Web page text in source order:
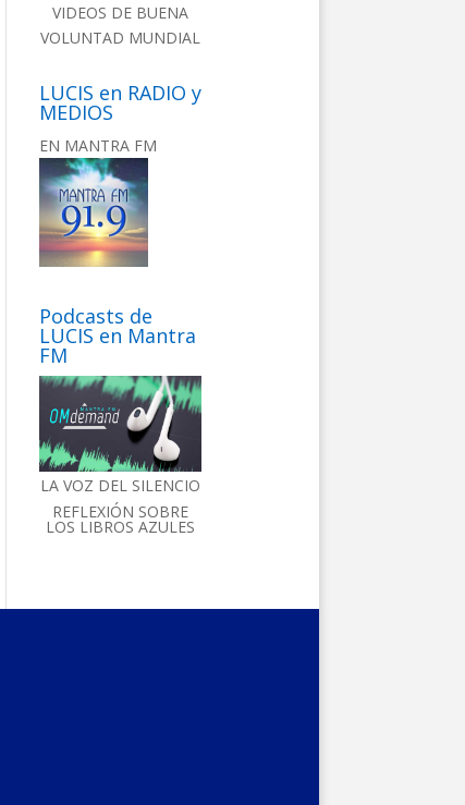
VIDEOS DE BUENA
VOLUNTAD MUNDIAL
LUCIS en RADIO y
MEDIOS
EN MANTRA FM
Podcasts de
LUCIS en Mantra
FM
LA VOZ DEL SILENCIO
REFLEXIÓN SOBRE
LOS LIBROS AZULES